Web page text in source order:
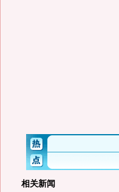
相关新闻